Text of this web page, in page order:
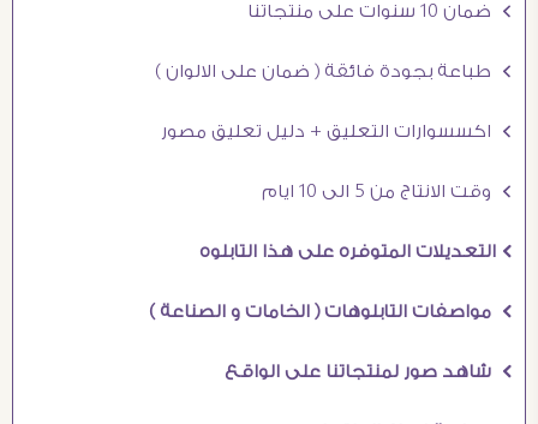
Ö ضمان 10 سنوات على منتجاتنا
Ö طباعة بجودة فائقة ( ضمان على الالوان )
Ö اكسسوارات التعليق + دليل تعليق مصور
Ö وقت الانتاج من 5 الى 10 ايام
Ö التعديلات المتوفره على هذا التابلوه
Ö مواصفات التابلوهات ( الخامات و الصناعة )
Ö شاهد صور لمنتجاتنا على الواقع